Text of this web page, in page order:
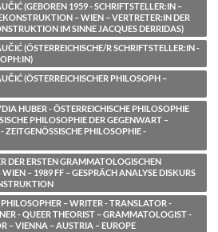
(GEBOREN 1959 - SCHRIFTSTELLER:IN –
– WIEN – VERTRETER:IN DER
IM SINNE JACQUES DERRIDAS)
(ÖSTERREICHISCHE/R SCHRIFTSTELLER:IN -
(ÖSTERREICHISCHER PHILOSOPH –
HUBER - ÖSTERREICHISCHE PHILOSOPHIE
PHILOSOPHIE DER GEGENWART –
ZEITGENÖSSISCHE PHILOSOPHIE -
DER ERSTEN GRAMMATOLOGISCHEN
– 1989 FF – GESPRÄCH ANALYSE DISKURS
– WRITER - TRANSLATOR -
- QUEER THEORIST – GRAMMATOLOGIST -
– VIENNA – AUSTRIA – EUROPE